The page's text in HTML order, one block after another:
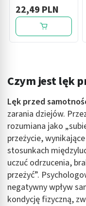
22,49 PLN
Czym jest lęk
Lęk przed
zarania dziejów.
rozumiana jako
przeżycie,
stosunkach
uczuć odrzucenia,
przeżyć”.
negatywny wpływ
kondycję fizyczną,